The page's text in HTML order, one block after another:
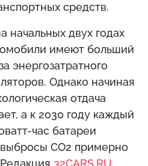
средств.
начальных двух годах
имеют больший
энергозатратного
Однако начиная
отдача
а к 2030 году каждый
час батареи
CO2 примерно
32CARS.RU